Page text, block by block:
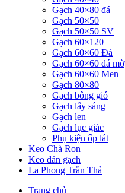
Gạch 40×80 đá
Gạch 50×50
Gạch 50×50 SV
Gạch 60×120
Gạch 60×60 Đá
Gạch 60×60 đá mờ
Gạch 60×60 Men
Gạch 80×80
Gạch bông gió
Gạch lấy sáng
Gạch len
Gạch lục giác
Phụ kiện ốp lát
Keo Chà Ron
Keo dán gạch
La Phong Trần Thả
Trang chủ